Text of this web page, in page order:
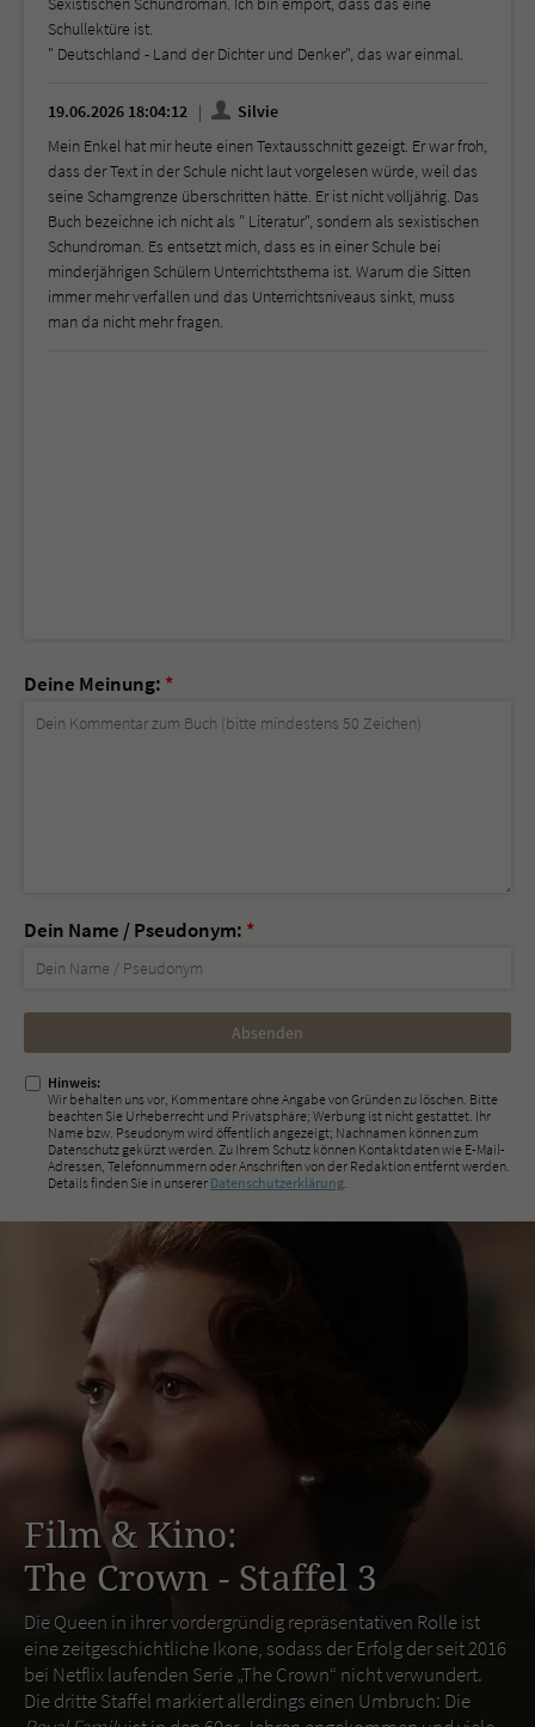
Schullektüre ist.
" Deutschland - Land der Dichter und Denker", das war einmal.
19.06.2026 18:04:12
Silvie
Mein Enkel hat mir heute einen Textausschnitt gezeigt. Er war froh,
dass der Text in der Schule nicht laut vorgelesen würde, weil das
seine Schamgrenze überschritten hätte. Er ist nicht volljährig. Das
Buch bezeichne ich nicht als " Literatur", sondern als sexistischen
Schundroman. Es entsetzt mich, dass es in einer Schule bei
minderjährigen Schülern Unterrichtsthema ist. Warum die Sitten
immer mehr verfallen und das Unterrichtsniveaus sinkt, muss
man da nicht mehr fragen.
Deine Meinung: *
Dein Name / Pseudonym: *
Nicht
ausfüllen!
Hinweis:
Wir behalten uns vor, Kommentare ohne Angabe von Gründen zu löschen. Bitte
beachten Sie Urheberrecht und Privatsphäre; Werbung ist nicht gestattet. Ihr
Name bzw. Pseudonym wird öffentlich angezeigt; Nachnamen können zum
Datenschutz gekürzt werden. Zu Ihrem Schutz können Kontaktdaten wie E-Mail-
Adressen, Telefonnummern oder Anschriften von der Redaktion entfernt werden.
Details finden Sie in unserer Datenschutzerklärung
Film & Kino:
The Crown - Staffel 3
Die Queen in ihrer vordergründig repräsentativen Rolle ist
eine zeitgeschichtliche Ikone, sodass der Erfolg der seit 2016
bei Netflix laufenden Serie „The Crown“ nicht verwundert.
Die dritte Staffel markiert allerdings einen Umbruch: Die